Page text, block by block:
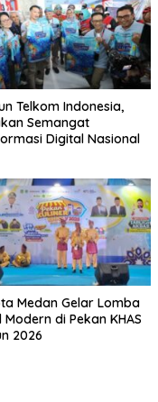
Telkom Indonesia,
Semangat
Digital Nasional
Medan Gelar Lomba
Modern di Pekan KHAS
2026